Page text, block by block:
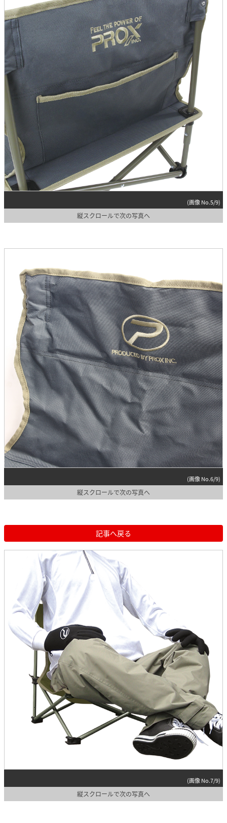
(画像 No.5/9)
縦スクロールで次の写真へ
(画像 No.6/9)
縦スクロールで次の写真へ
記事へ戻る
(画像 No.7/9)
縦スクロールで次の写真へ